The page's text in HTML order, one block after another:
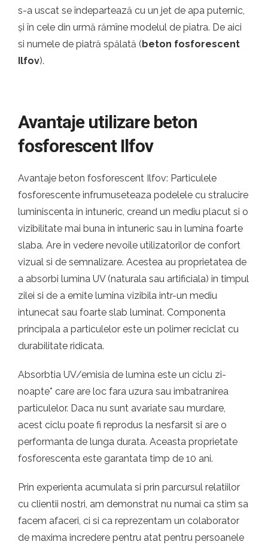
s-a uscat se îndepartează cu un jet de apa puternic,
și în cele din urmă rămîne modelul de piatra. De aici
si numele de piatră spălată (beton fosforescent
Ilfov).
Avantaje utilizare beton
fosforescent Ilfov
Avantaje beton fosforescent Ilfov: Particulele
fosforescente infrumuseteaza podelele cu stralucire
luminiscenta in intuneric, creand un mediu placut si o
vizibilitate mai buna in intuneric sau in lumina foarte
slaba. Are in vedere nevoile utilizatorilor de confort
vizual si de semnalizare. Acestea au proprietatea de
a absorbi lumina UV (naturala sau artificiala) in timpul
zilei si de a emite lumina vizibila intr-un mediu
intunecat sau foarte slab luminat. Componenta
principala a particulelor este un polimer reciclat cu
durabilitate ridicata.
Absorbtia UV/emisia de lumina este un ciclu zi-
noapte* care are loc fara uzura sau imbatranirea
particulelor. Daca nu sunt avariate sau murdare,
acest ciclu poate fi reprodus la nesfarsit si are o
performanta de lunga durata. Aceasta proprietate
fosforescenta este garantata timp de 10 ani.
Prin experienta acumulata si prin parcursul relatiilor
cu clientii nostri, am demonstrat nu numai ca stim sa
facem afaceri, ci si ca reprezentam un colaborator
de maxima incredere pentru atat pentru persoanele